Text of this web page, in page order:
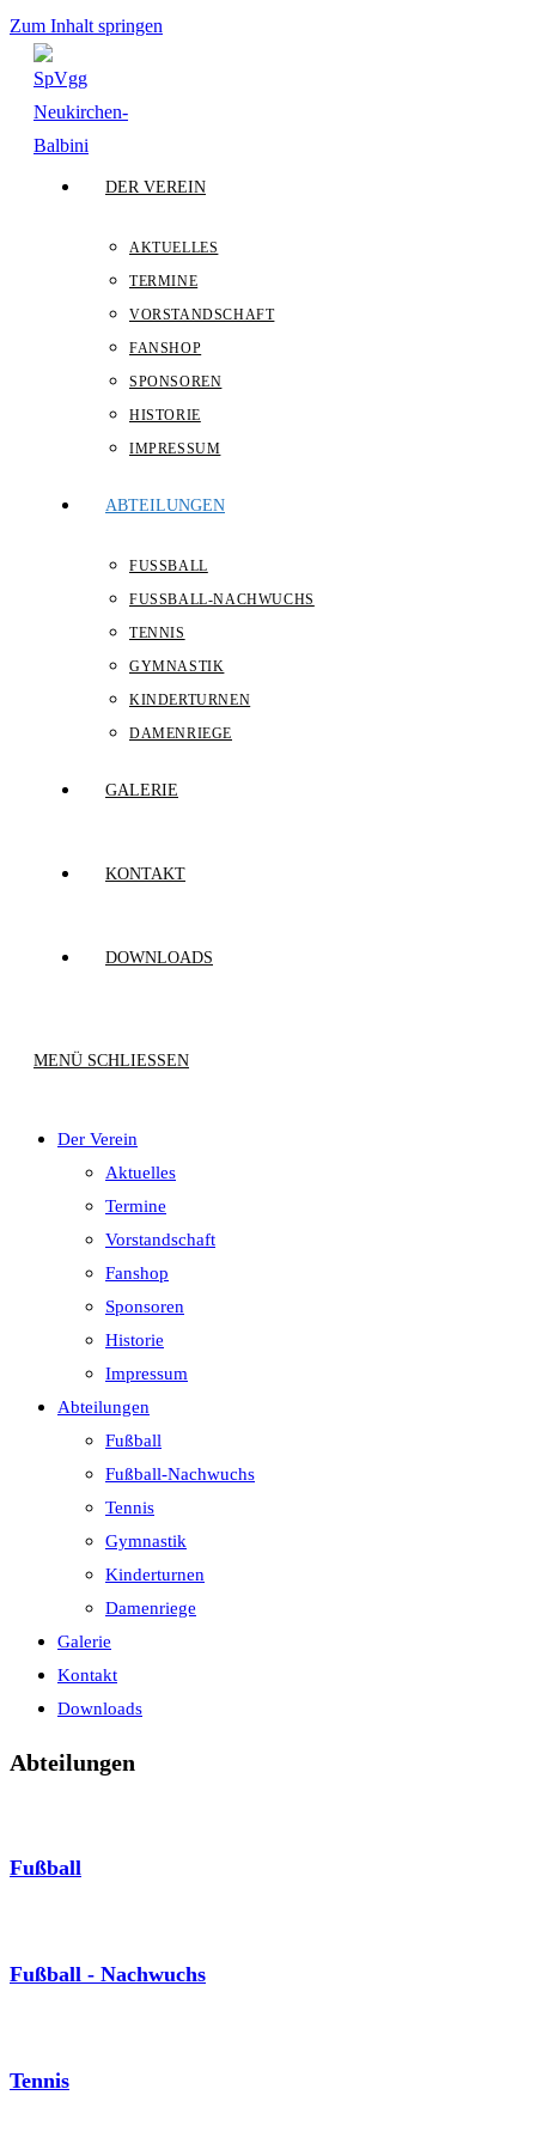
Zum Inhalt springen
DER VEREIN
AKTUELLES
TERMINE
VORSTANDSCHAFT
FANSHOP
SPONSOREN
HISTORIE
IMPRESSUM
ABTEILUNGEN
FUSSBALL
FUSSBALL-NACHWUCHS
TENNIS
GYMNASTIK
KINDERTURNEN
DAMENRIEGE
GALERIE
KONTAKT
DOWNLOADS
MENÜ SCHLIESSEN
Der Verein
Aktuelles
Termine
Vorstandschaft
Fanshop
Sponsoren
Historie
Impressum
Abteilungen
Fußball
Fußball-Nachwuchs
Tennis
Gymnastik
Kinderturnen
Damenriege
Galerie
Kontakt
Downloads
Abteilungen
Fußball
Fußball - Nachwuchs
Tennis